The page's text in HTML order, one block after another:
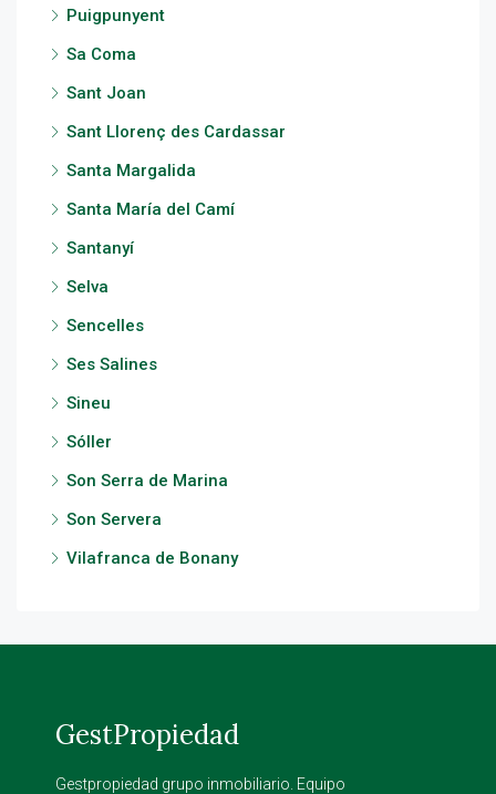
Puigpunyent
Sa Coma
Sant Joan
Sant Llorenç des Cardassar
Santa Margalida
Santa María del Camí
Santanyí
Selva
Sencelles
Ses Salines
Sineu
Sóller
Son Serra de Marina
Son Servera
Vilafranca de Bonany
GestPropiedad
Gestpropiedad grupo inmobiliario. Equipo